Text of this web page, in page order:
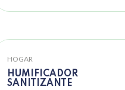
HOGAR
HUMIFICADOR
SANITIZANTE